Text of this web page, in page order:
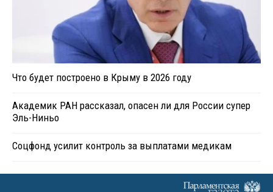
Что будет построено в Крыму в 2026 году
Академик РАН рассказал, опасен ли для России супер
Эль-Ниньо
Соцфонд усилит контроль за выплатами медикам